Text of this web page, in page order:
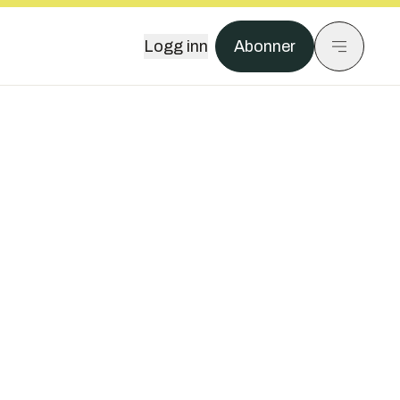
Logg inn Abonner